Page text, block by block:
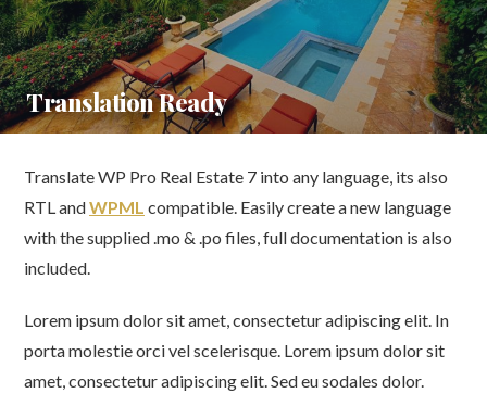
Translation Ready
Translate WP Pro Real Estate 7 into any language, its also
RTL andWPML compatible. Easily create a new language
with the supplied .mo & .po files, full documentation is also
included.
Lorem ipsum dolor sit amet, consectetur adipiscing elit. In
porta molestie orci vel scelerisque. Lorem ipsum dolor sit
amet, consectetur adipiscing elit. Sed eu sodales dolor.